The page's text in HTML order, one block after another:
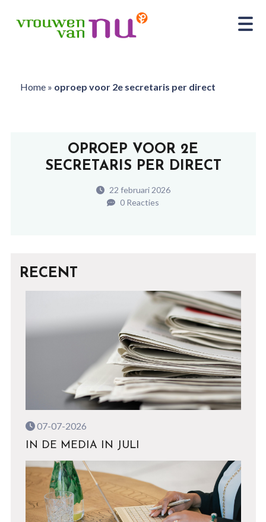
Home» oproep voor 2e secretaris per direct
OPROEP VOOR 2E
SECRETARIS PER DIRECT
22 februari 2026
0 Reacties
RECENT
07-07-2026
IN DE MEDIA IN JULI